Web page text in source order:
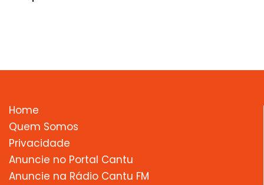
Home
Quem Somos
Privacidade
Anuncie no Portal Cantu
Anuncie na Rádio Cantu FM